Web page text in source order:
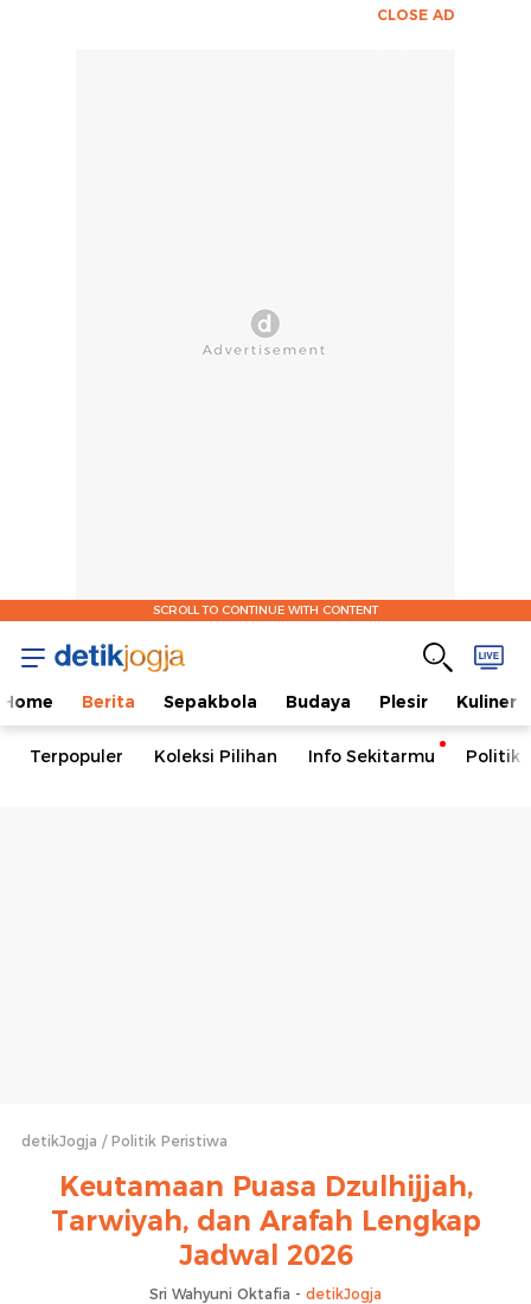
CLOSE AD
SCROLL TO CONTINUE WITH CONTENT
Home Berita Sepakbola Budaya Plesir Kuliner
Terpopuler Koleksi Pilihan Info Sekitarmu Politik
detikJogja Politik Peristiwa
Keutamaan Puasa Dzulhijjah,
Tarwiyah, dan Arafah Lengkap
Jadwal 2026
Sri Wahyuni Oktafia - detikJogja